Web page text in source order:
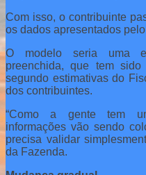
Com isso, o contribuinte
os dados apresentados
O modelo seria uma
preenchida, que tem
segundo estimativas do
dos contribuintes.
“Como a gente tem
informações vão sendo
precisa validar
da Fazenda.